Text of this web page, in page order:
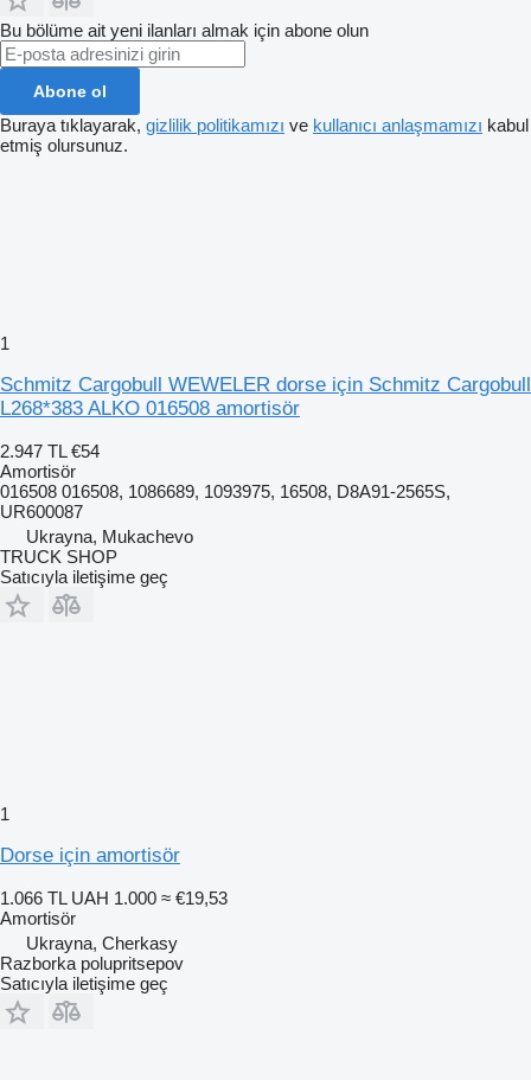
Bu bölüme ait yeni ilanları almak için abone olun
Abone ol
Buraya tıklayarak, gizlilik politikamızı ve kullanıcı anlaşmamızı kabul
etmiş olursunuz.
1
Schmitz Cargobull WEWELER dorse için Schmitz Cargobull
L268*383 ALKO 016508 amortisör
2.947 TL €54
Amortisör
016508 016508, 1086689, 1093975, 16508, D8A91-2565S,
UR600087
Ukrayna, Mukachevo
TRUCK SHOP
Satıcıyla iletişime geç
1
Dorse için amortisör
1.066 TL UAH 1.000 ≈ €19,53
Amortisör
Ukrayna, Cherkasy
Razborka polupritsepov
Satıcıyla iletişime geç